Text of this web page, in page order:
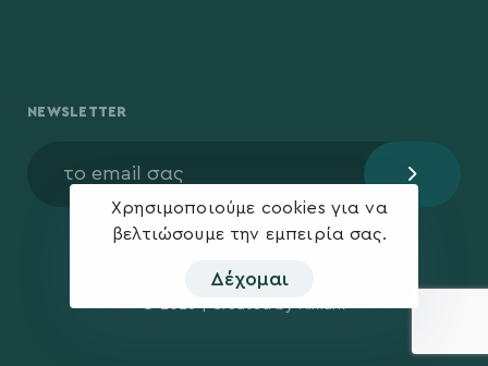
NEWSLETTER
Χρησιμοποιούμε cookies για να
βελτιώσουμε την εμπειρία σας.
Δέχομαι